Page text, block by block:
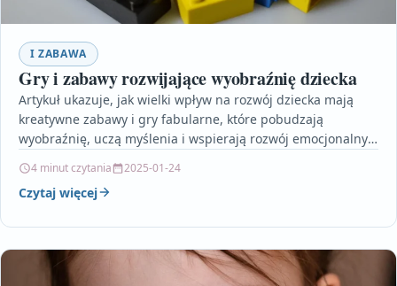
I ZABAWA
Gry i zabawy rozwijające wyobraźnię dziecka
Artykuł ukazuje, jak wielki wpływ na rozwój dziecka mają
kreatywne zabawy i gry fabularne, które pobudzają
wyobraźnię, uczą myślenia i wspierają rozwój emocjonalny
4 minut czytania 2025-01-24
Czytaj więcej